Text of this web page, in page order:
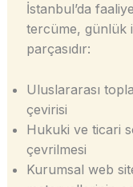
İstanbul’da
tercüme, günlük
parçasıdır:
Uluslararası
çevirisi
Hukuki ve ticari
çevrilmesi
Kurumsal web